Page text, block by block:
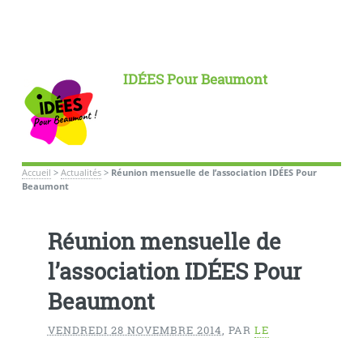
IDÉES Pour Beaumont
Accueil > Actualités> Réunion mensuelle de l’association IDÉES Pour
Beaumont
Réunion mensuelle de
l’association IDÉES Pour
Beaumont
VENDREDI 28 NOVEMBRE 2014, PAR LE